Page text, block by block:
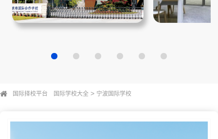
国际择校平台 国际学校大全 > 宁波国际学校